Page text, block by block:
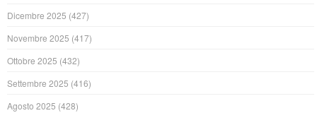
Dicembre 2025 (427)
Novembre 2025 (417)
Ottobre 2025 (432)
Settembre 2025 (416)
Agosto 2025 (428)